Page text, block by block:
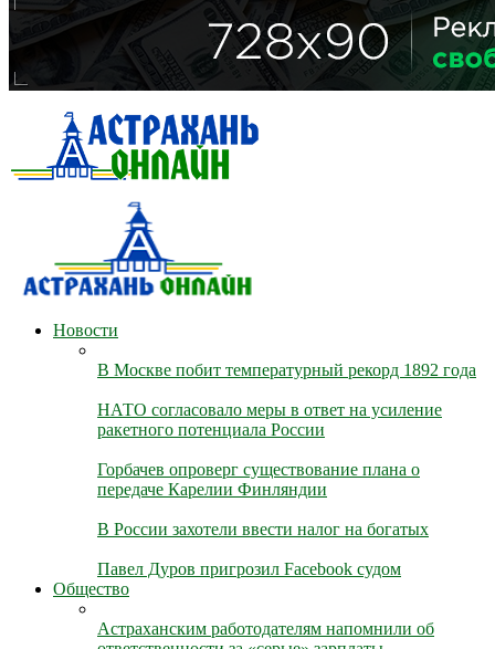
Новости
В Москве побит температурный рекорд 1892 года
НАТО согласовало меры в ответ на усиление
ракетного потенциала России
Горбачев опроверг существование плана о
передаче Карелии Финляндии
В России захотели ввести налог на богатых
Павел Дуров пригрозил Facebook судом
Общество
Астраханским работодателям напомнили об